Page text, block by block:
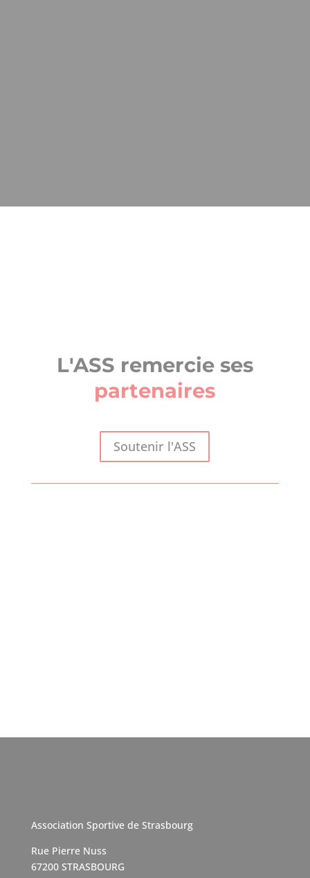
L'ASS remercie ses
partenaires
Soutenir l'ASS
Association Sportive de Strasbourg
Rue Pierre Nuss
67200 STRASBOURG